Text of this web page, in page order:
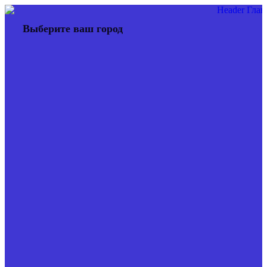
Перейти
содержимому
Выберите ваш город